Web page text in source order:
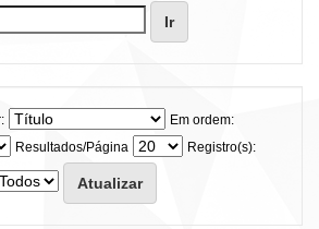
Em ordem:
Resultados/Página
Registro(s):